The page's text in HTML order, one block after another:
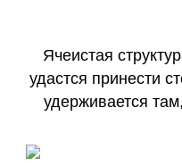
Ячеистая
удастся принести
удерживается